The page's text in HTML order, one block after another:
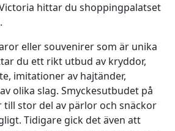
hittar du shoppingpalatset
eller souvenirer som är unika
du ett rikt utbud av kryddor,
imitationer av hajtänder,
olika slag. Smyckesutbudet på
till stor del av pärlor och snäckor
Tidigare gick det även att